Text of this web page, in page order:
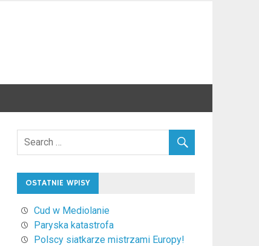
OSTATNIE WPISY
Cud w Mediolanie
Paryska katastrofa
Polscy siatkarze mistrzami Europy!